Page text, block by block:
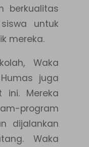
berkualitas
untuk
mereka.
Waka
juga
ini. Mereka
program
dijalankan
Waka